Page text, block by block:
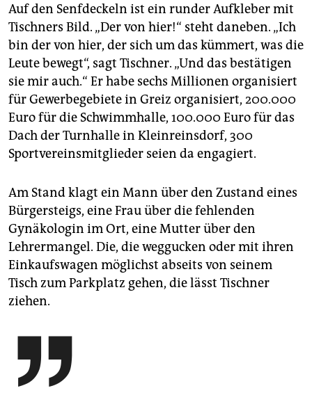
Auf den Senfdeckeln ist ein runder Aufkleber mit
Tischners Bild. „Der von hier!“ steht daneben. „Ich
bin der von hier, der sich um das kümmert, was die
Leute bewegt“, sagt Tischner. „Und das bestätigen
sie mir auch.“ Er habe sechs Millio­nen organisiert
für Gewerbegebiete in Greiz organisiert, 200.000
Euro für die Schwimmhalle, 100.000 Euro für das
Dach der Turnhalle in Kleinreinsdorf, 300
Sportvereinsmitglieder seien da engagiert.
Am Stand klagt ein Mann über den Zustand eines
Bürgersteigs, eine Frau über die fehlenden
Gynäkologin im Ort, eine Mutter über den
Lehrermangel. Die, die weggucken oder mit ihren
Einkaufswagen möglichst abseits von seinem
Tisch zum Parkplatz gehen, die lässt Tischner
ziehen.
